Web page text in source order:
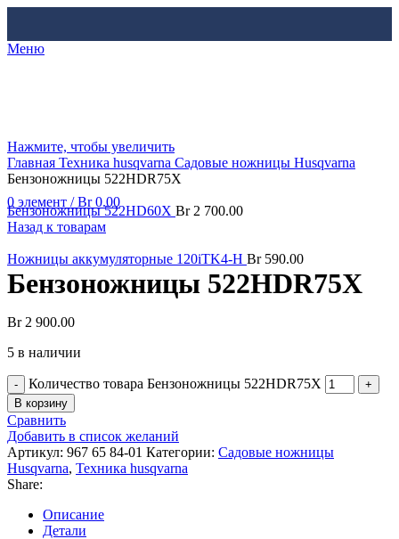
Меню
0 элемент / Br0.00
Нажмите, чтобы увеличить
Главная Техника husqvarna Садовые ножницы Husqvarna
Бензоножницы 522HDR75X
Бензоножницы 522HD60X Br2 700.00
Назад к товарам
Ножницы аккумуляторные 120iTK4-H Br590.00
Бензоножницы 522HDR75X
Br2 900.00
5 в наличии
Количество товара Бензоножницы 522HDR75X
В корзину
Сравнить
Добавить в список желаний
Артикул: 967 65 84-01 Категории: Садовые ножницы
Husqvarna, Техника husqvarna
Share:
Описание
Детали